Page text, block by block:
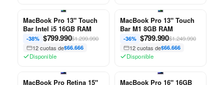
MacBook Pro 13" Touch
Bar Intel i5 16GB RAM
-38% $799.990$1.299.990
12 cuotas de$66.666
Disponible
MacBook Pro 13" Touch
Bar M1 8GB RAM
-36% $799.990$1.249.990
12 cuotas de$66.666
Disponible
MacBook Pro Retina 15"
MacBook Pro 16" 16GB